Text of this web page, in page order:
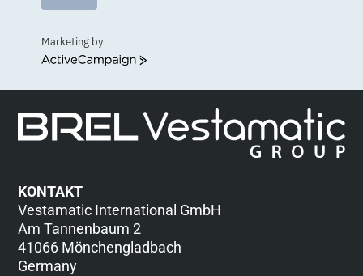
Marketing by
ActiveCampaign
KONTAKT
Vestamatic International GmbH
Am Tannenbaum 2
41066 Mönchengladbach
Germany